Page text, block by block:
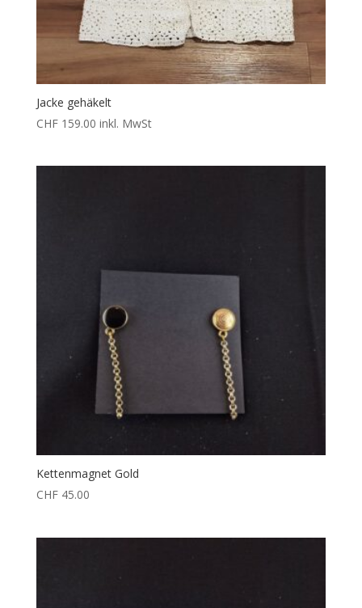
Jacke gehäkelt
CHF159.00 inkl. MwSt
Kettenmagnet Gold
CHF45.00